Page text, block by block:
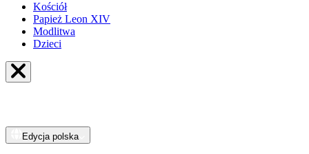
Kościół
Papież Leon XIV
Modlitwa
Dzieci
Edycja polska